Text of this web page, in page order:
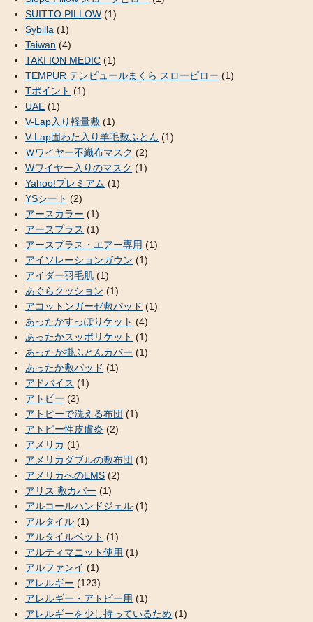
SUITTO PILLOW (1)
Sybilla (1)
Taiwan (4)
TAKI ION MEDIC (1)
TEMPUR テンピュールまくら スローピロー (1)
Tポイント (1)
UAE (1)
V-Lap入り軽量敷 (1)
V-Lap固わた入り羊毛敷ふとん (1)
Ｗワイヤー不織布マスク (2)
Wワイヤー入りのマスク (1)
Yahoo!プレミアム (1)
YSシート (2)
アースカラー (1)
アースプラス (1)
アースプラス・エアー専用 (1)
アイソレーションガウン (1)
アイダー羽毛肌 (1)
あぐらクッション (1)
アコットンガーゼ敷パッド (1)
あったかすっぽりケット (4)
あったかスッポリケット (1)
あったか掛ふとんカバー (1)
あったか敷パッド (1)
アドバイス (1)
アトピー (2)
アトピーで洗える布団 (1)
アトピー性皮膚炎 (2)
アメリカ (1)
アメリカダブルの敷布団 (1)
アメリカへのEMS (2)
アリス 敷カバー (1)
アルコールハンドジェル (1)
アルタイル (1)
アルタイルベット (1)
アルティマニット使用 (1)
アルファンイ (1)
アレルギー (123)
アレルギー・アトピー用 (1)
アレルギーを少し持っているため (1)